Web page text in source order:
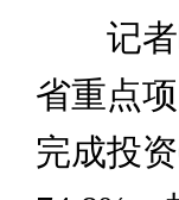
记者
省重点
完成投